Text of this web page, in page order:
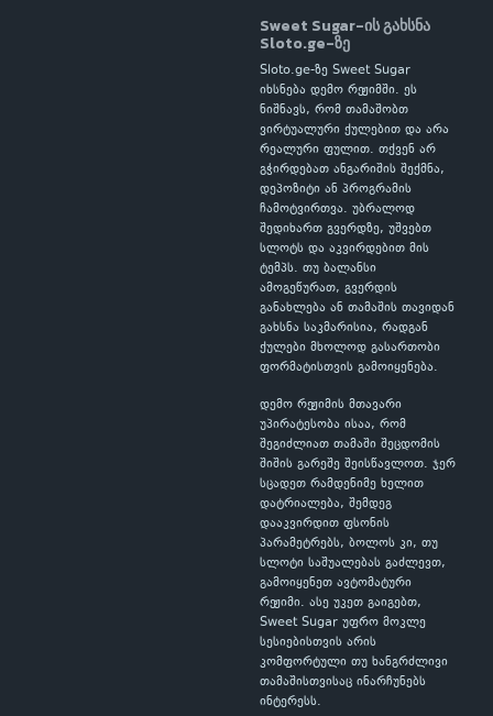
Sweet Sugar-ის გახსნა
Sloto.ge-ზე
Sloto.ge-ზე Sweet Sugar
იხსნება დემო რეჟიმში. ეს
ნიშნავს, რომ თამაშობთ
ვირტუალური ქულებით და არა
რეალური ფულით. თქვენ არ
გჭირდებათ ანგარიშის შექმნა,
დეპოზიტი ან პროგრამის
ჩამოტვირთვა. უბრალოდ
შედიხართ გვერდზე, უშვებთ
სლოტს და აკვირდებით მის
ტემპს. თუ ბალანსი
ამოგეწურათ, გვერდის
განახლება ან თამაშის თავიდან
გახსნა საკმარისია, რადგან
ქულები მხოლოდ გასართობი
ფორმატისთვის გამოიყენება.
დემო რეჟიმის მთავარი
უპირატესობა ისაა, რომ
შეგიძლიათ თამაში შეცდომის
შიშის გარეშე შეისწავლოთ. ჯერ
სცადეთ რამდენიმე ხელით
დატრიალება, შემდეგ
დააკვირდით ფსონის
პარამეტრებს, ბოლოს კი, თუ
სლოტი საშუალებას გაძლევთ,
გამოიყენეთ ავტომატური
რეჟიმი. ასე უკეთ გაიგებთ,
Sweet Sugar უფრო მოკლე
სესიებისთვის არის
კომფორტული თუ ხანგრძლივი
თამაშისთვისაც ინარჩუნებს
ინტერესს.